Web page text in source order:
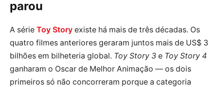
parou
A série Toy Story existe há mais de três décadas. Os
quatro filmes anteriores geraram juntos mais de US$ 3
bilhões em bilheteria global. Toy Story 3 e Toy Story 4
ganharam o Oscar de Melhor Animação — os dois
primeiros só não concorreram porque a categoria